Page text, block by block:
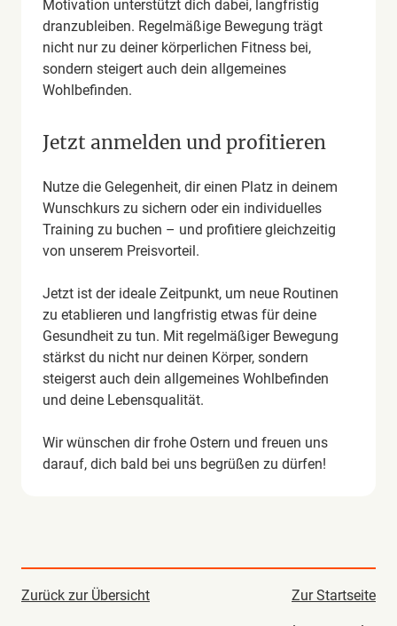
Motivation unterstützt dich dabei, langfristig
dranzubleiben. Regelmäßige Bewegung trägt
nicht nur zu deiner körperlichen Fitness bei,
sondern steigert auch dein allgemeines
Wohlbefinden.
Jetzt anmelden und profitieren
Nutze die Gelegenheit, dir einen Platz in deinem
Wunschkurs zu sichern oder ein individuelles
Training zu buchen – und profitiere gleichzeitig
von unserem Preisvorteil.
Jetzt ist der ideale Zeitpunkt, um neue Routinen
zu etablieren und langfristig etwas für deine
Gesundheit zu tun. Mit regelmäßiger Bewegung
stärkst du nicht nur deinen Körper, sondern
steigerst auch dein allgemeines Wohlbefinden
und deine Lebensqualität.
Wir wünschen dir frohe Ostern und freuen uns
darauf, dich bald bei uns begrüßen zu dürfen!
Zurück zur Übersicht Zur Startseite